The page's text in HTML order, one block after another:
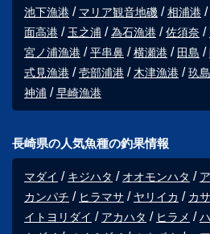
池下漁港
マリア観音地磯 相浦港
面高港
玉之浦 為石漁港 佐須奈
宮ノ浦漁港
平串鼻 横瀬港 田島
式見漁港
壱部浦港 木津漁港 玖
神浦
早崎漁港
長崎県の人気魚種の釣果情報
マダイ キジハタ オオモンハタ
カンパチ
ヒラマサ ヤリイカ カ
イトヨリダイ
アカハタ ヒラメ